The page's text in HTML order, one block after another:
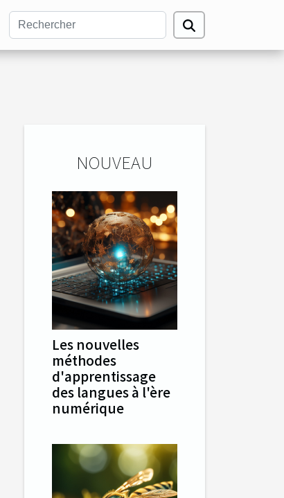
NOUVEAU
Les nouvelles
méthodes
d'apprentissage
des langues à l'ère
numérique